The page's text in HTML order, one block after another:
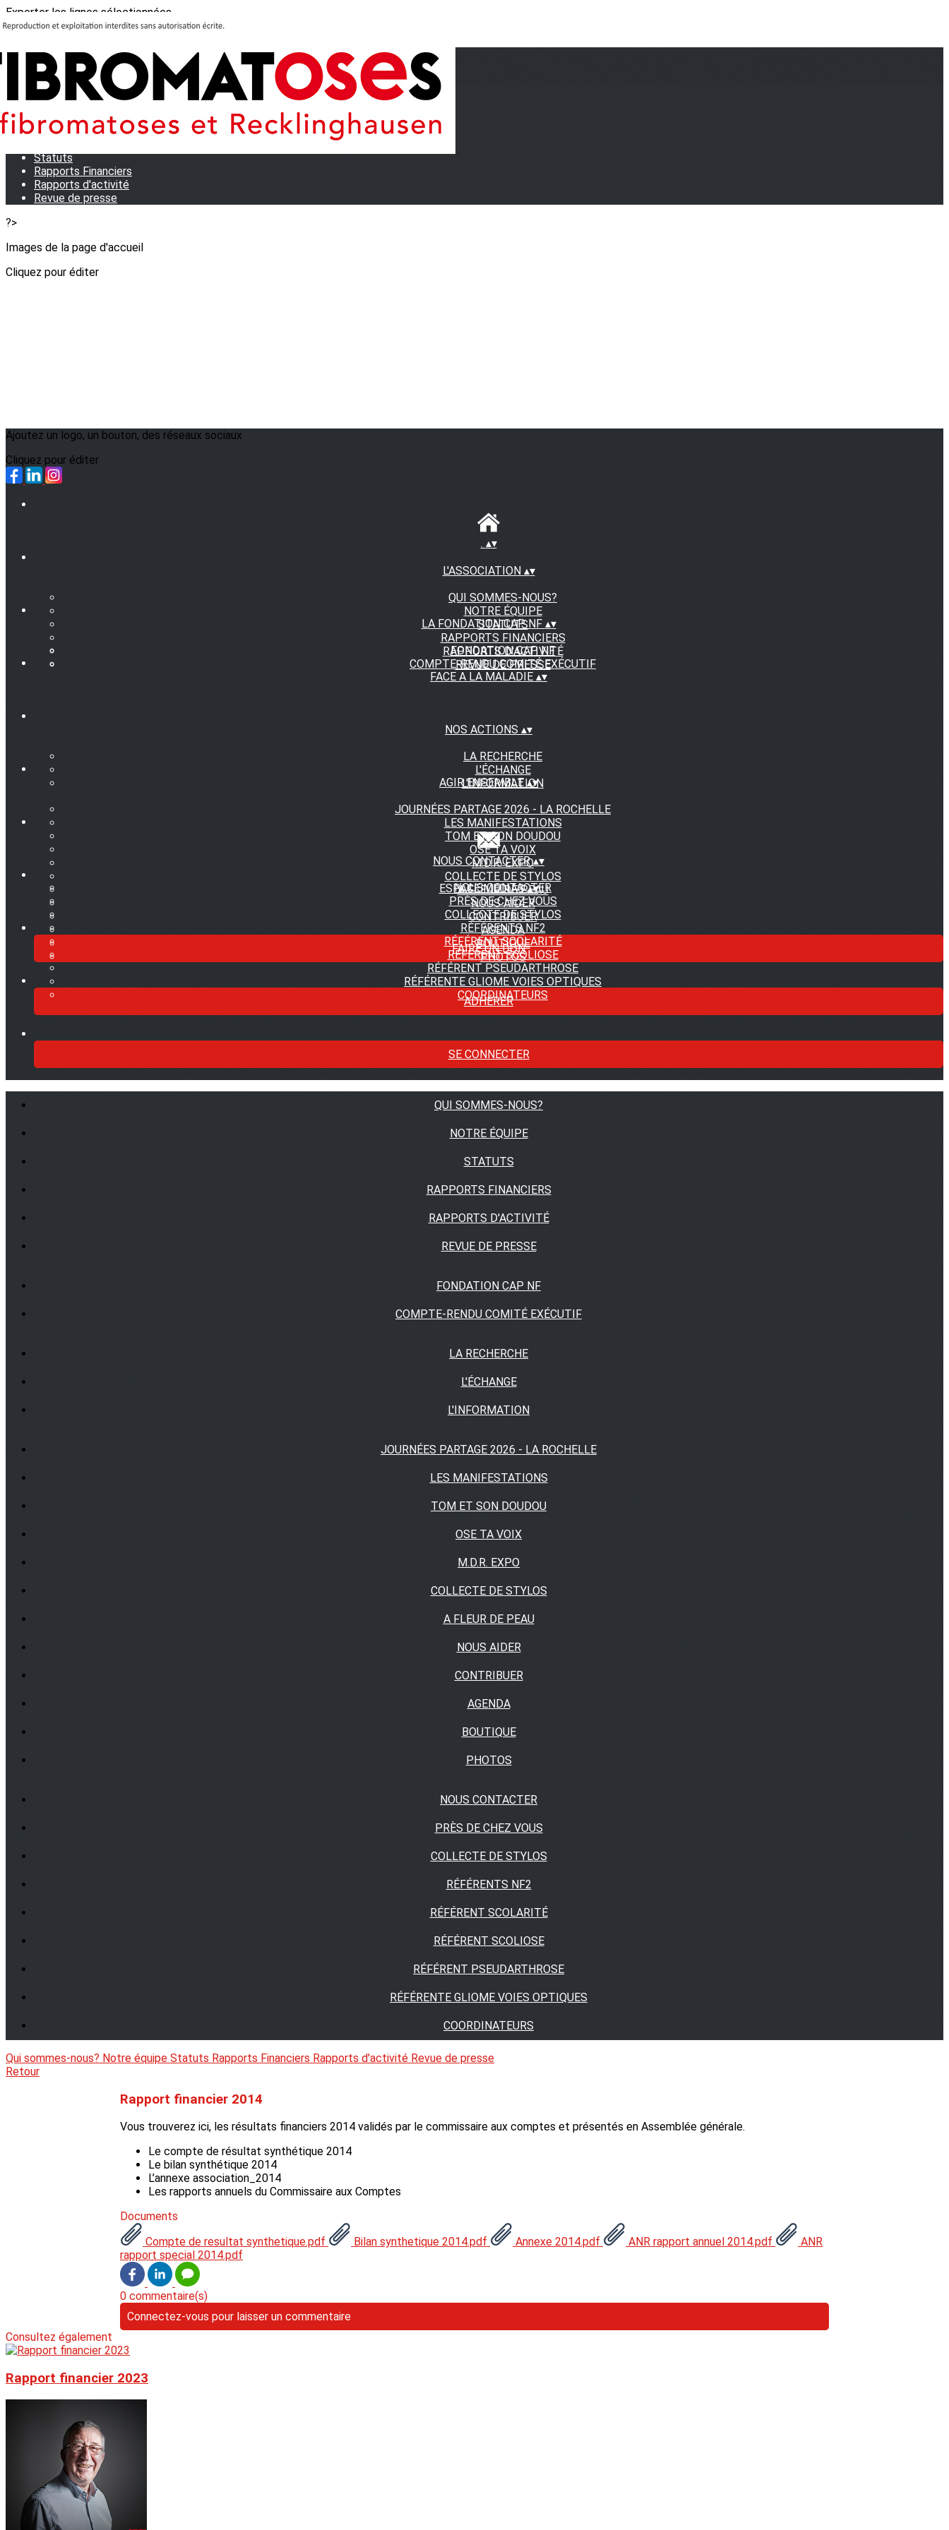
Exporter les lignes sélectionnées
Exporter toutes les colonnes
Qui sommes-nous?
Statuts
Rapports Financiers
Rapports d'activité
Revue de presse
?>
Images de la page d'accueil
Cliquez pour éditer
Ajoutez un logo, un bouton, des réseaux sociaux
Cliquez pour éditer
. ▴▾
L'ASSOCIATION ▴▾
QUI SOMMES-NOUS?
NOTRE ÉQUIPE
STATUTS
RAPPORTS FINANCIERS
RAPPORTS D'ACTIVITÉ
REVUE DE PRESSE
LA FONDATION CAP NF ▴▾
FONDATION CAP NF
COMPTE-RENDU COMITÉ EXÉCUTIF
FACE A LA MALADIE ▴▾
NOS ACTIONS ▴▾
LA RECHERCHE
L'ÉCHANGE
L'INFORMATION
AGIR ENSEMBLE▴▾
JOURNÉES PARTAGE 2026 - LA ROCHELLE
LES MANIFESTATIONS
TOM ET SON DOUDOU
OSE TA VOIX
M.D.R. EXPO
COLLECTE DE STYLOS
A FLEUR DE PEAU
NOUS AIDER
CONTRIBUER
AGENDA
BOUTIQUE
PHOTOS
NOUS CONTACTER▴▾
NOUS CONTACTER
PRÈS DE CHEZ VOUS
COLLECTE DE STYLOS
RÉFÉRENTS NF2
RÉFÉRENT SCOLARITÉ
RÉFÉRENT SCOLIOSE
RÉFÉRENT PSEUDARTHROSE
RÉFÉRENTE GLIOME VOIES OPTIQUES
COORDINATEURS
ESPACE MEDIAS▴▾
FAIRE UN DON
ADHÉRER
SE CONNECTER
QUI SOMMES-NOUS?
NOTRE ÉQUIPE
STATUTS
RAPPORTS FINANCIERS
RAPPORTS D'ACTIVITÉ
REVUE DE PRESSE
FONDATION CAP NF
COMPTE-RENDU COMITÉ EXÉCUTIF
LA RECHERCHE
L'ÉCHANGE
L'INFORMATION
JOURNÉES PARTAGE 2026 - LA ROCHELLE
LES MANIFESTATIONS
TOM ET SON DOUDOU
OSE TA VOIX
M.D.R. EXPO
COLLECTE DE STYLOS
A FLEUR DE PEAU
NOUS AIDER
CONTRIBUER
AGENDA
BOUTIQUE
PHOTOS
NOUS CONTACTER
PRÈS DE CHEZ VOUS
COLLECTE DE STYLOS
RÉFÉRENTS NF2
RÉFÉRENT SCOLARITÉ
RÉFÉRENT SCOLIOSE
RÉFÉRENT PSEUDARTHROSE
RÉFÉRENTE GLIOME VOIES OPTIQUES
COORDINATEURS
Qui sommes-nous? Notre équipe Statuts Rapports Financiers Rapports d'activité Revue de presse
Retour
Rapport financier 2014
Vous trouverez ici, les résultats financiers 2014 validés par le commissaire aux comptes et présentés en Assemblée générale.
Le compte de résultat synthétique 2014
Le bilan synthétique 2014
L’annexe association_2014
Les rapports annuels du Commissaire aux Comptes
Documents
Compte de resultat synthetique.pdf
Bilan synthetique 2014.pdf Annexe 2014.pdf ANR rapport annuel 2014.pdf
ANR
rapport special 2014.pdf
0 commentaire(s)
Connectez-vous pour laisser un commentaire
Consultez également
Rapport financier 2023